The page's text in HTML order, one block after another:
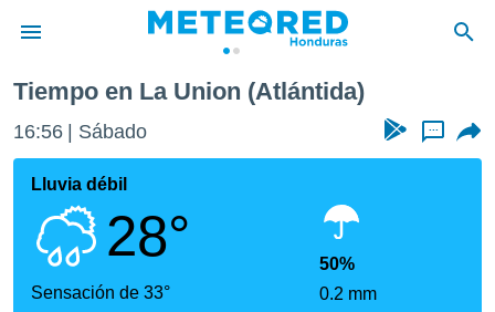
de
ha sido
para
que se
calidad.
a este
Tiempo en La Union (Atlántida)
16:56 Sábado ...
Lluvia débil
28°
Sensación de 33°
50%
0.2 mm